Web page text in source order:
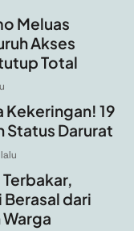
Meluas
Akses
Total
Kekeringan! 19
Status Darurat
Berasal dari